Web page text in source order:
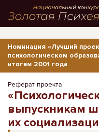
Номинация «Лучший
психологическом
итогам 2001 года
Реферат проекта
выпускникам
их